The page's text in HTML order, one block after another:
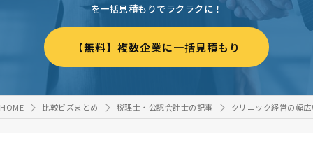
を一括見積もりでラクラクに！
【無料】複数企業に一括見積もり
HOME 比較ビズまとめ 税理士・公認会計士の記事 クリニック経営の幅